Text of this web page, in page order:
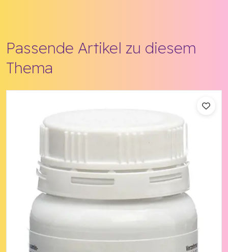
Passende Artikel zu diesem
Thema